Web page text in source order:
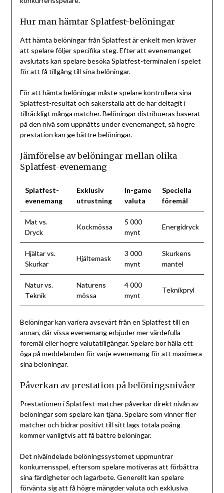
Hur man hämtar Splatfest-belöningar
Att hämta belöningar från Splatfest är enkelt men kräver
att spelare följer specifika steg. Efter att evenemanget
avslutats kan spelare besöka Splatfest-terminalen i spelet
för att få tillgång till sina belöningar.
För att hämta belöningar måste spelare kontrollera sina
Splatfest-resultat och säkerställa att de har deltagit i
tillräckligt många matcher. Belöningar distribueras baserat
på den nivå som uppnåtts under evenemanget, så högre
prestation kan ge bättre belöningar.
Jämförelse av belöningar mellan olika
Splatfest-evenemang
Splatfest-
evenemang
Exklusiv
utrustning
In-game
valuta
Speciella
föremål
Mat vs.
Dryck
Kockmössa
5 000
mynt
Energidryck
Hjältar vs.
Skurkar
Hjältemask
3 000
mynt
Skurkens
mantel
Natur vs.
Teknik
Naturens
mössa
4 000
mynt
Teknikpryl
Belöningar kan variera avsevärt från en Splatfest till en
annan, där vissa evenemang erbjuder mer värdefulla
föremål eller högre valutatillgångar. Spelare bör hålla ett
öga på meddelanden för varje evenemang för att maximera
sina belöningar.
Påverkan av prestation på belöningsnivåer
Prestationen i Splatfest-matcher påverkar direkt nivån av
belöningar som spelare kan tjäna. Spelare som vinner fler
matcher och bidrar positivt till sitt lags totala poäng
kommer vanligtvis att få bättre belöningar.
Det nivåindelade belöningssystemet uppmuntrar
konkurrensspel, eftersom spelare motiveras att förbättra
sina färdigheter och lagarbete. Generellt kan spelare
förvänta sig att få högre mängder valuta och exklusiva